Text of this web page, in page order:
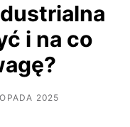
i na co
2025